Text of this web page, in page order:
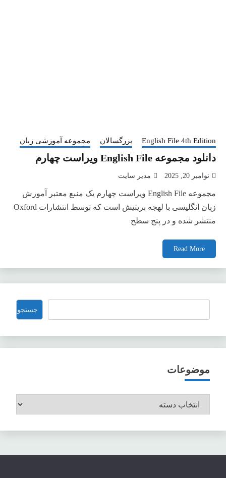
English File 4th Edition بزرگسالان مجموعه آموزشی زبان
دانلود مجموعه English File ویراست چهارم
نوامبر 20, 2025 مدیر سایت
مجموعه English File ویراست چهارم یک منبع معتبر آموزش
زبان انگلیسی با لهجه بریتیش است که توسط انتشارات Oxford
منتشر شده و در پنج سطح
Read More
جستجو
موضوعات
موضوعات